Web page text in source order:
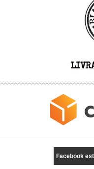
Facebook